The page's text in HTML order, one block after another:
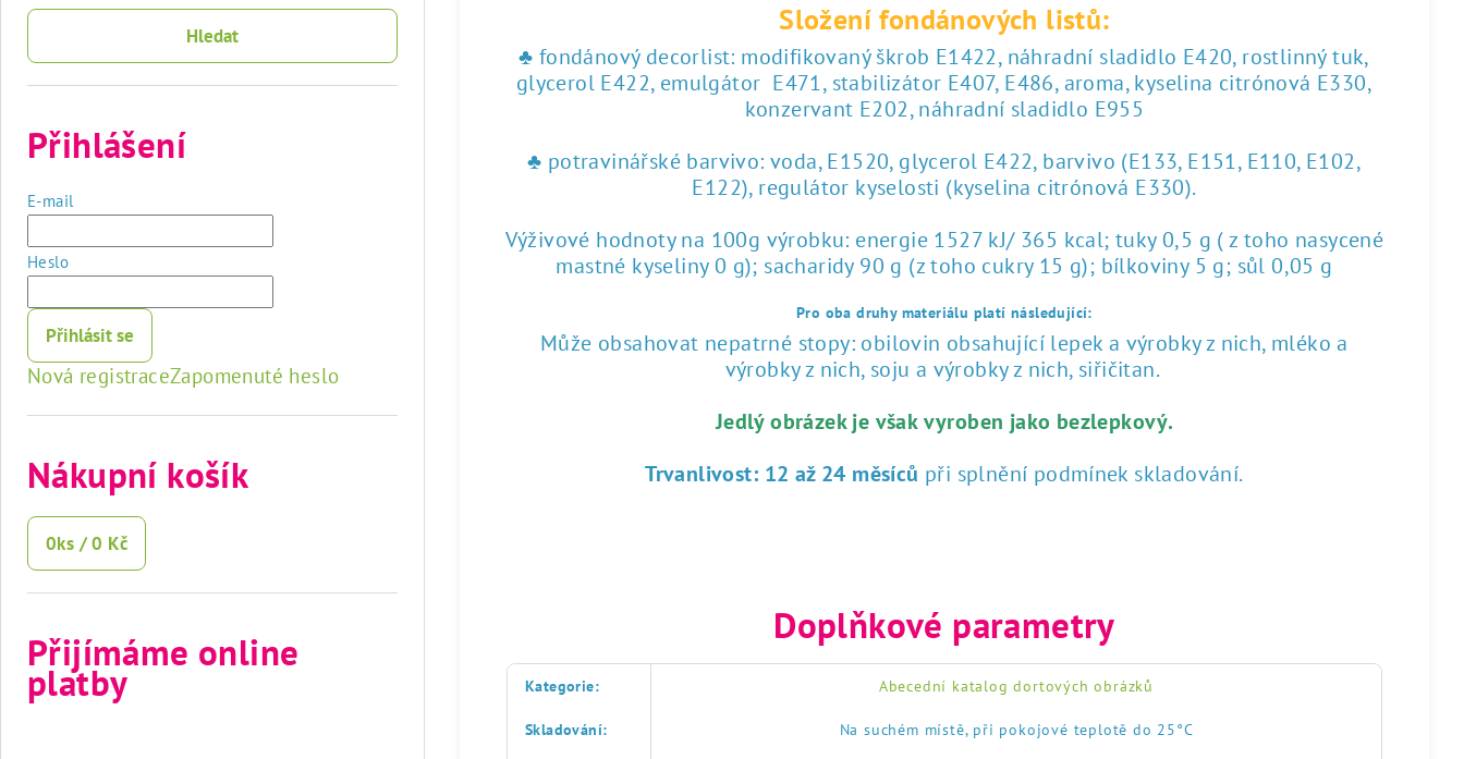
Hledat
Přihlášení
E-mail
Heslo
Přihlásit se
Nová registraceZapomenuté heslo
Nákupní košík
0ks /0 Kč
Přijímáme online
platby
Složení fondánových listů:
♣ fondánový decorlist: modifikovaný škrob E1422, náhradní sladidlo E420, rostlinný tuk,
glycerol E422, emulgátor E471, stabilizátor E407, E486, aroma, kyselina citrónová E330,
konzervant E202, náhradní sladidlo E955
♣ potravinářské barvivo: voda, E1520, glycerol E422, barvivo (E133, E151, E110, E102,
E122), regulátor kyselosti (kyselina citrónová E330).
Výživové hodnoty na 100g výrobku: energie 1527 kJ/ 365 kcal; tuky 0,5 g ( z toho nasycené
mastné kyseliny 0 g); sacharidy 90 g (z toho cukry 15 g); bílkoviny 5 g; sůl 0,05 g
Pro oba druhy materiálu platí následující:
Může obsahovat nepatrné stopy: obilovin obsahující lepek a výrobky z nich, mléko a
výrobky z nich, soju a výrobky z nich, siřičitan.
Jedlý obrázek je však vyroben jako bezlepkový.
Trvanlivost: 12 až 24 měsíců při splnění podmínek skladování.
Doplňkové parametry
Kategorie: Abecední katalog dortových obrázků
Skladování: Na suchém místě, při pokojové teplotě do 25°C